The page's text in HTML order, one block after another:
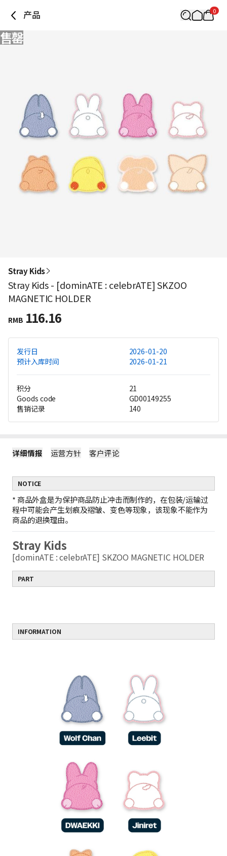
产品 0
售罄
Stray Kids
Stray Kids - [dominATE : celebrATE] SKZOO
MAGNETIC HOLDER
RMB 116.16
发行日
2026-01-20
预计入库时间
2026-01-21
积分
21
Goods code
GD00149255
售销记录
140
详细情报 运营方针 客户评论
NOTICE
* 商品外盒是为保护商品防止冲击而制作的，在包装/运输过
程中可能会产生划痕及褶皱、变色等现象，该现象不能作为
商品的退换理由。
Stray Kids
[dominATE : celebrATE] SKZOO MAGNETIC HOLDER
PART
INFORMATION